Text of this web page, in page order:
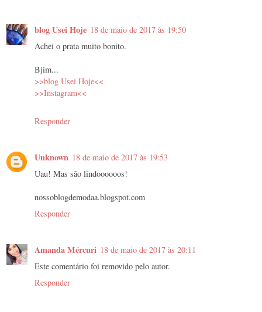
blog Usei Hoje 18 de maio de 2017 às 19:50
Achei o prata muito bonito.
Bjim...
>>blog Usei Hoje<<
>>Instagram<<
Responder
Unknown 18 de maio de 2017 às 19:53
Uau! Mas são lindoooooos!
nossoblogdemodaa.blogspot.com
Responder
Amanda Mércuri 18 de maio de 2017 às 20:11
Este comentário foi removido pelo autor.
Responder